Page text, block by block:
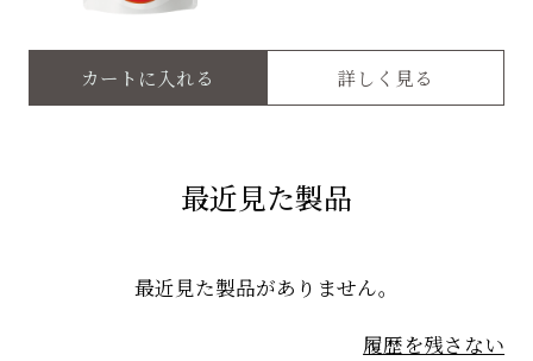
カートに入れる 詳しく見る
最近見た製品
最近見た製品がありません。
履歴を残さない